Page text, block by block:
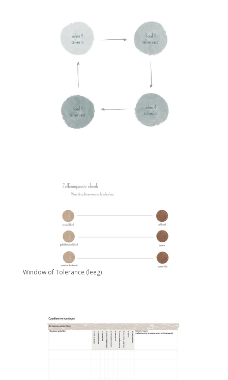
Window of Tolerance (leeg)